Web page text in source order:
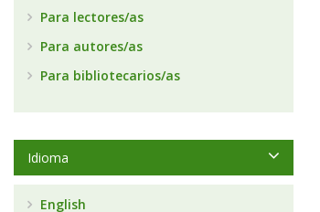
Para lectores/as
Para autores/as
Para bibliotecarios/as
Idioma
English